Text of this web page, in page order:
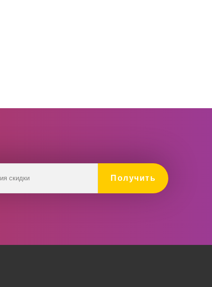
Получить